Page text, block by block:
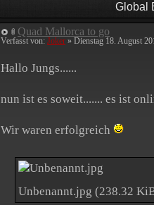
Global
Quad Mallorca to go
Verfasst von: Joker » Dienstag 18. August
Hallo Jungs......
nun ist es soweit....... es ist
Wir waren erfolgreich
Unbenannt.jpg (238.32